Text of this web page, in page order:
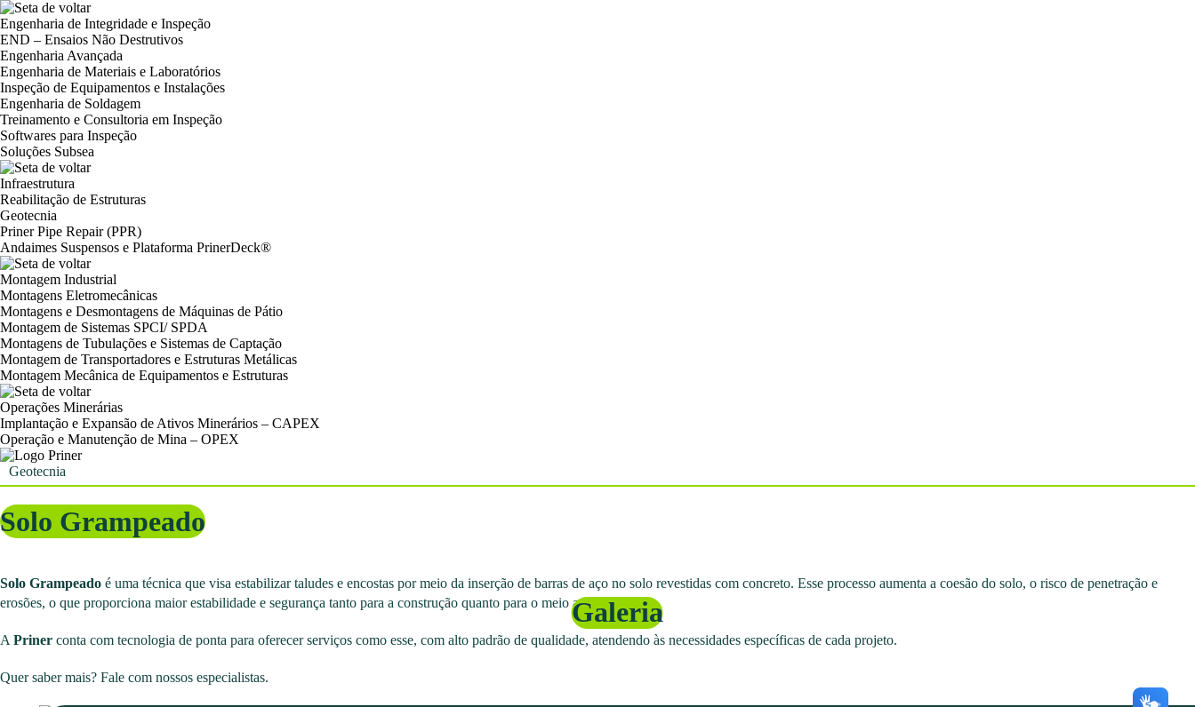
Engenharia de Integridade e Inspeção
END – Ensaios Não Destrutivos
Engenharia Avançada
Engenharia de Materiais e Laboratórios
Inspeção de Equipamentos e Instalações
Engenharia de Soldagem
Treinamento e Consultoria em Inspeção
Softwares para Inspeção
Soluções Subsea
Infraestrutura
Reabilitação de Estruturas
Geotecnia
Priner Pipe Repair (PPR)
Andaimes Suspensos e Plataforma PrinerDeck®
Montagem Industrial
Montagens Eletromecânicas
Montagens e Desmontagens de Máquinas de Pátio
Montagem de Sistemas SPCI/ SPDA
Montagens de Tubulações e Sistemas de Captação
Montagem de Transportadores e Estruturas Metálicas
Montagem Mecânica de Equipamentos e Estruturas
Operações Minerárias
Implantação e Expansão de Ativos Minerários – CAPEX
Operação e Manutenção de Mina – OPEX
Geotecnia
Solo Grampeado
Solo Grampeado é uma técnica que visa estabilizar taludes e encostas por meio da inserção de barras de aço no solo revestidas com concreto. Esse processo aumenta a coesão do solo, o risco de penetração e
erosões, o que proporciona maior estabilidade e segurança tanto para a construção quanto para o meio ambiente.
A Priner conta com tecnologia de ponta para oferecer serviços como esse, com alto padrão de qualidade, atendendo às necessidades específicas de cada projeto.
Quer saber mais? Fale com nossos especialistas.
Galeria